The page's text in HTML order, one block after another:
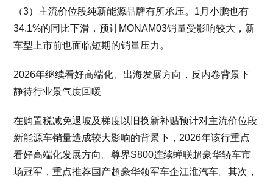
（3）主流价位段纯新能源品牌有所承压。1月小鹏也有
34.1%的同比下滑，预计MONAM03销量受影响较大，新
车型上市前也面临短期的销量压力。
2026年继续看好高端化、出海发展方向，反内卷背景下
静待行业景气度回暖
在购置税减免退坡及梯度以旧换新补贴预计对主流价位段
新能源车销量造成较大影响的背景下，2026年该行重点
看好高端化发展方向。尊界S800连续蝉联超豪华轿车市
场冠军，重点推荐国产超豪华领军车企江淮汽车。其次，